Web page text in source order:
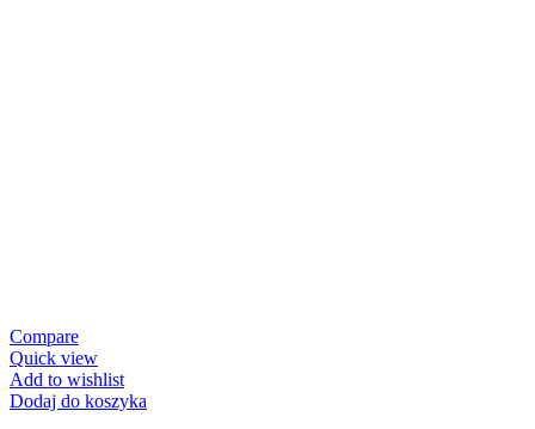
Compare
Quick view
Add to wishlist
Dodaj do koszyka